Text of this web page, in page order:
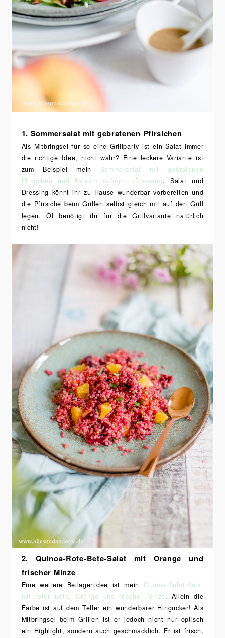
1. Sommersalat mit gebratenen Pfirsichen
Als Mitbringsel für so eine Grillparty ist ein Salat immer
die richtige Idee, nicht wahr? Eine leckere Variante ist
zum Beispiel mein Sommersalat mit gebratenen
Pfirsichen und Balsamico-Joghurt-Dressing. Salat und
Dressing könnt ihr zu Hause wunderbar vorbereiten und
die Pfirsiche beim Grillen selbst gleich mit auf den Grill
legen. Öl benötigt ihr für die Grillvariante natürlich
nicht!
2. Quinoa-Rote-Bete-Salat mit Orange und
frischer Minze
Eine weitere Beilagenidee ist mein Quinoa-Salat-Salat
mit roter Bete, Orange und frischer Minze. Allein die
Farbe ist auf dem Teller ein wunderbarer Hingucker! Als
Mitbringsel beim Grillen ist er jedoch nicht nur optisch
ein Highlight, sondern auch geschmacklich. Er ist frisch,